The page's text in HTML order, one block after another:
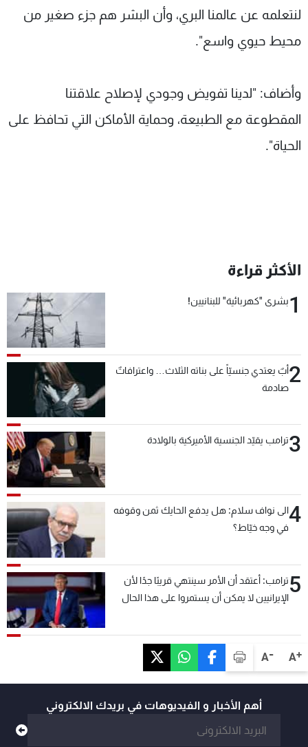
A+
A-
لنتعلمه عن عالمنا البري، وأن البشر هم جزء صغير من
محيط حيوي واسع".
وأضاف: "لدينا تفويض وجودي لإصلاح علاقتنا
المقطوعة مع الطبيعة، وحماية الأماكن التي تحافظ على
الحياة".
الأكثر قراءة
1بشرى "كهربائية" للبنانيين!
2أبٌ يعتدي جنسيّاً على بناته الثلاث… واعترافاتٌ
صادمة
3ترامب يقيّد الجنسية الأميركية بالولادة
4الى نواف سلام: هل يدفع الحايك ثمن وقوفه
في وجه خيّاط؟
5ترامب: أعتقد أن الأمر سينتهي قريبًا جدًا لأن
الإيرانيين لا يمكن أن يستمروا على هذا الحال
أهم الأخبار و الفيديوهات في بريدك الالكتروني